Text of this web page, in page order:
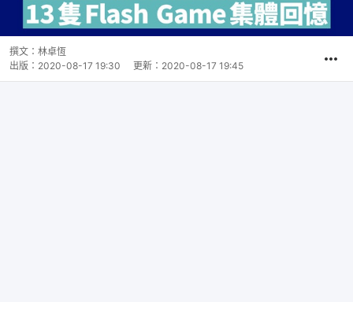
撰文： 林卓恆
出版： 2020-08-17 19:30 更新： 2020-08-17 19:45